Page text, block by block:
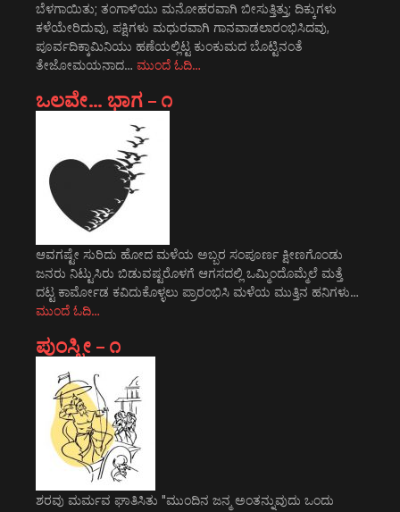
ಬೆಳಗಾಯಿತು; ತಂಗಾಳಿಯು ಮನೋಹರವಾಗಿ ಬೀಸುತ್ತಿತ್ತು; ದಿಕ್ಕುಗಳು
ಕಳೆಯೇರಿದುವು, ಪಕ್ಷಿಗಳು ಮಧುರವಾಗಿ ಗಾನವಾಡಲಾರಂಭಿಸಿದವು,
ಪೂರ್ವದಿಕ್ಕಾಮಿನಿಯು ಹಣೆಯಲ್ಲಿಟ್ಟ ಕುಂಕುಮದ ಬೊಟ್ಟಿನಂತೆ
ತೇಜೋಮಯನಾದ… ಮುಂದೆ ಓದಿ…
ಒಲವೇ… ಭಾಗ – ೧
ಆವಗಷ್ಟೇ ಸುರಿದು ಹೋದ ಮಳೆಯ ಅಬ್ಬರ ಸಂಪೂರ್ಣ ಕ್ಷೀಣಗೊಂಡು
ಜನರು ನಿಟ್ಟುಸಿರು ಬಿಡುವಷ್ಟರೊಳಗೆ ಆಗಸದಲ್ಲಿ ಒಮ್ಮಿಂದೊಮ್ಮೆಲೆ ಮತ್ತೆ
ದಟ್ಟ ಕಾರ್ಮೋಡ ಕವಿದುಕೊಳ್ಳಲು ಪ್ರಾರಂಭಿಸಿ ಮಳೆಯ ಮುತ್ತಿನ ಹನಿಗಳು…
ಮುಂದೆ ಓದಿ…
ಪುಂಸ್ತ್ರೀ – ೧
ಶರವು ಮರ್ಮವ ಘಾತಿಸಿತು "ಮುಂದಿನ ಜನ್ಮ ಅಂತನ್ನುವುದು ಒಂದು